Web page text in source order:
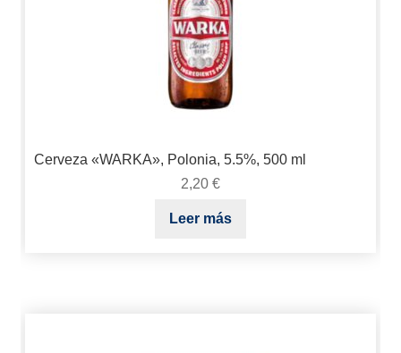
Cerveza «WARKA», Polonia, 5.5%, 500 ml
2,20 €
Leer más